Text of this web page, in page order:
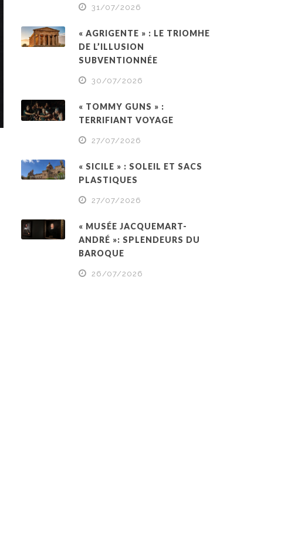
31/07/2026
« AGRIGENTE » : LE TRIOMHE
DE L’ILLUSION
SUBVENTIONNÉE
30/07/2026
« TOMMY GUNS » :
TERRIFIANT VOYAGE
27/07/2026
« SICILE » : SOLEIL ET SACS
PLASTIQUES
27/07/2026
« MUSÉE JACQUEMART-
ANDRÉ »: SPLENDEURS DU
BAROQUE
26/07/2026